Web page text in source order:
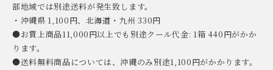
部地域では別途送料が発生致します。
・沖縄県 1,100円、北海道・九州 330円
●お買上商品11,000円以上でも別途クール代金: 1箱 440円がかか
ります。
●送料無料商品については、沖縄のみ別途1,100円がかかります。